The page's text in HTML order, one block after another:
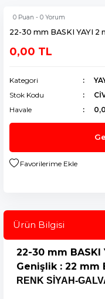
0 Puan - 0 Yorum
22-30 mm BASKI YAYI 2
0,00 TL
Kategori
Stok Kodu
Havale
Ürün Bilgisi
22-30 mm BASKI
Genişlik : 22 mm
RENK SİYAH-